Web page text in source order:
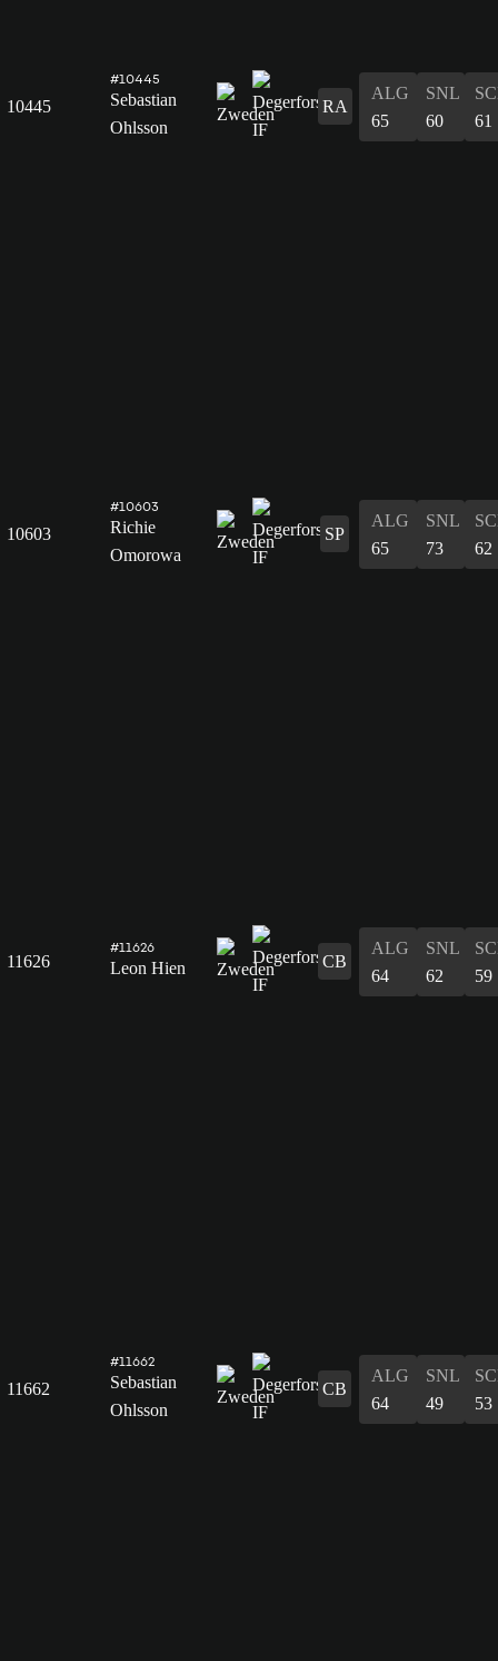
10445
#10445
Sebastian
Ohlsson
RA
ALG
65
SNL
60
61
10603
#10603
Richie
Omorowa
SP
ALG
65
SNL
73
62
11626
#11626
Leon Hien CB
ALG
64
SNL
62
59
11662
#11662
Sebastian
Ohlsson
CB
ALG
64
SNL
49
53